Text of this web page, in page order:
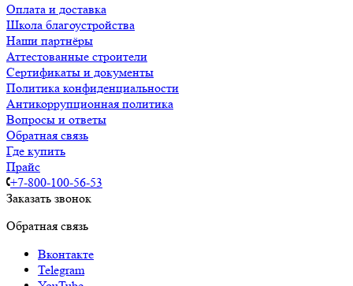
Оплата и доставка
Школа благоустройства
Наши партнёры
Аттестованные строители
Сертификаты и документы
Политика конфиденциальности
Антикоррупционная политика
Вопросы и ответы
Обратная связь
Где купить
Прайс
+7-800-100-56-53
Заказать звонок
Обратная связь
Вконтакте
Telegram